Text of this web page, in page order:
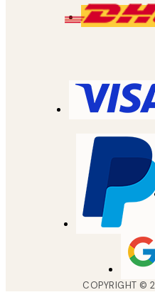
COPYRIGHT ©